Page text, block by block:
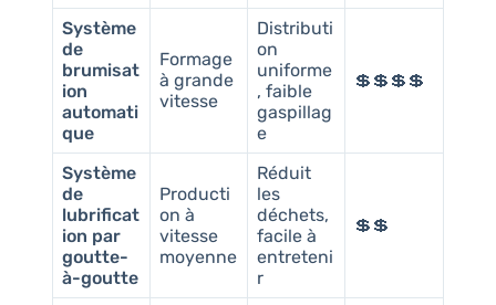
Système
de
brumisat
ion
automati
que
Formage
à grande
vitesse
Distributi
on
uniforme
, faible
gaspillag
e
💲💲💲💲
Système
de
lubrificat
ion par
goutte-
à-goutte
Producti
on à
vitesse
moyenne
Réduit
les
déchets,
facile à
entreteni
r
💲💲